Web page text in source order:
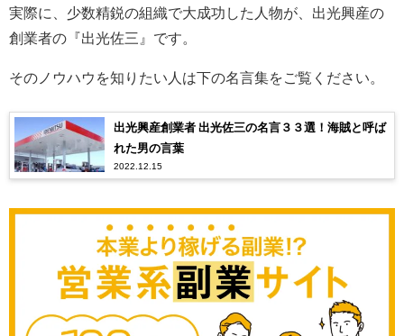
実際に、少数精鋭の組織で大成功した人物が、出光興産の
創業者の『出光佐三』です。
そのノウハウを知りたい人は下の名言集をご覧ください。
出光興産創業者 出光佐三の名言３３選！海賊と呼ば
れた男の言葉
2022.12.15